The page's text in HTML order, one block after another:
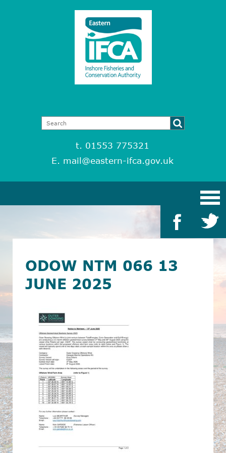
t. 01553 775321
E. mail@eastern-ifca.gov.uk
ODOW NTM 066 13
JUNE 2025